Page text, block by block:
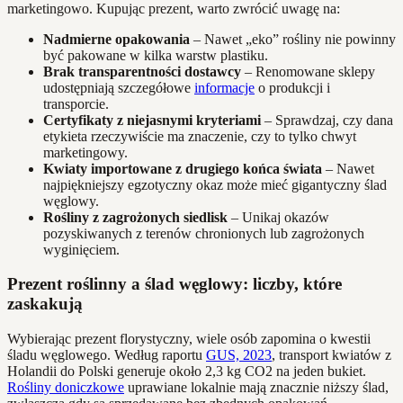
marketingowo. Kupując prezent, warto zwrócić uwagę na:
Nadmierne opakowania – Nawet „eko” rośliny nie powinny
być pakowane w kilka warstw plastiku.
Brak transparentności dostawcy – Renomowane sklepy
udostępniają szczegółowe informacje o produkcji i
transporcie.
Certyfikaty z niejasnymi kryteriami – Sprawdzaj, czy dana
etykieta rzeczywiście ma znaczenie, czy to tylko chwyt
marketingowy.
Kwiaty importowane z drugiego końca świata – Nawet
najpiękniejszy egzotyczny okaz może mieć gigantyczny ślad
węglowy.
Rośliny z zagrożonych siedlisk – Unikaj okazów
pozyskiwanych z terenów chronionych lub zagrożonych
wyginięciem.
Prezent roślinny a ślad węglowy: liczby, które
zaskakują
Wybierając prezent florystyczny, wiele osób zapomina o kwestii
śladu węglowego. Według raportu GUS, 2023, transport kwiatów z
Holandii do Polski generuje około 2,3 kg CO2 na jeden bukiet.
Rośliny doniczkowe uprawiane lokalnie mają znacznie niższy ślad,